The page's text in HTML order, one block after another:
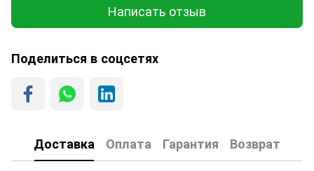
Написать отзыв
Поделиться в соцсетях
Доставка Оплата Гарантия Возврат